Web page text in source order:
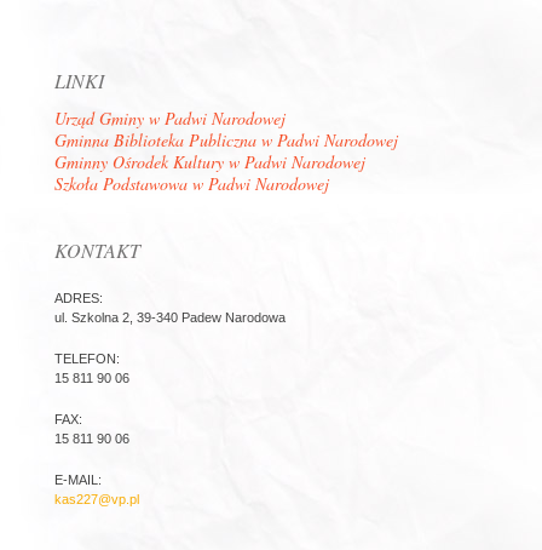
LINKI
Urząd Gminy w Padwi Narodowej
Gminna Biblioteka Publiczna w Padwi Narodowej
Gminny Ośrodek Kultury w Padwi Narodowej
Szkoła Podstawowa w Padwi Narodowej
KONTAKT
ADRES:
ul. Szkolna 2, 39-340 Padew Narodowa
TELEFON:
15 811 90 06
FAX:
15 811 90 06
E-MAIL:
kas227@vp.pl